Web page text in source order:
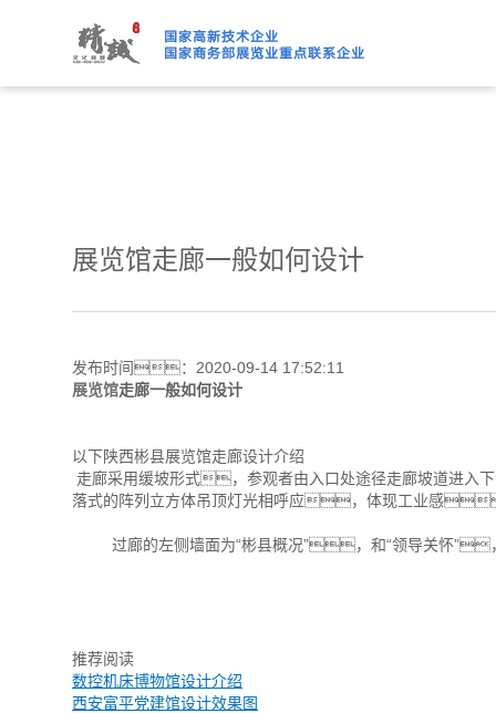
绿巨人下载免费观看,绿巨
展览馆走廊一般如何设计
发布时间：2020-09-14 17:52:11
展览馆走廊一般如何设计
以下陕西彬县展览馆走廊设计介绍
走廊采用缓坡形式，参观者由入口处途径走廊坡道进
落式的阵列立方体吊顶灯光相呼应，体现工业感
过廊的左侧墙面为“彬县概况”，和“领导关怀”
推荐阅读
数控机床博物馆设计介绍
西安富平党建馆设计效果图